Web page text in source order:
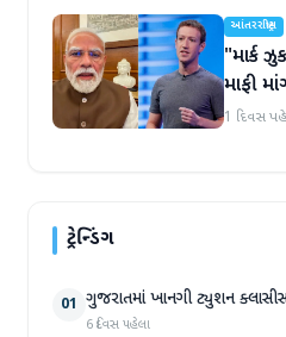
આંતરરાષ્ટ્રીય
"માર્ક
માફી
1 દિવસ
ટ્રેન્ડિંગ
01 ગુજરાતમાં ખાનગી ટ્યુશન
6 દિવસ પહેલા